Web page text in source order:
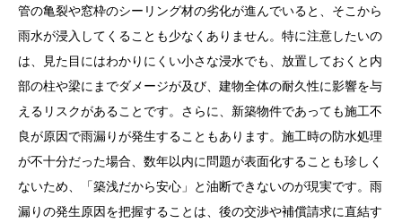
管の亀裂や窓枠のシーリング材の劣化が進んでいると、そこから
雨水が浸入してくることも少なくありません。特に注意したいの
は、見た目にはわかりにくい小さな浸水でも、放置しておくと内
部の柱や梁にまでダメージが及び、建物全体の耐久性に影響を与
えるリスクがあることです。さらに、新築物件であっても施工不
良が原因で雨漏りが発生することもあります。施工時の防水処理
が不十分だった場合、数年以内に問題が表面化することも珍しく
ないため、「築浅だから安心」と油断できないのが現実です。雨
漏りの発生原因を把握することは、後の交渉や補償請求に直結す